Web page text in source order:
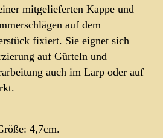
mitgelieferten Kappe und
auf dem
fixiert. Sie eignet sich
auf Gürteln und
auch im Larp oder auf
4,7cm.